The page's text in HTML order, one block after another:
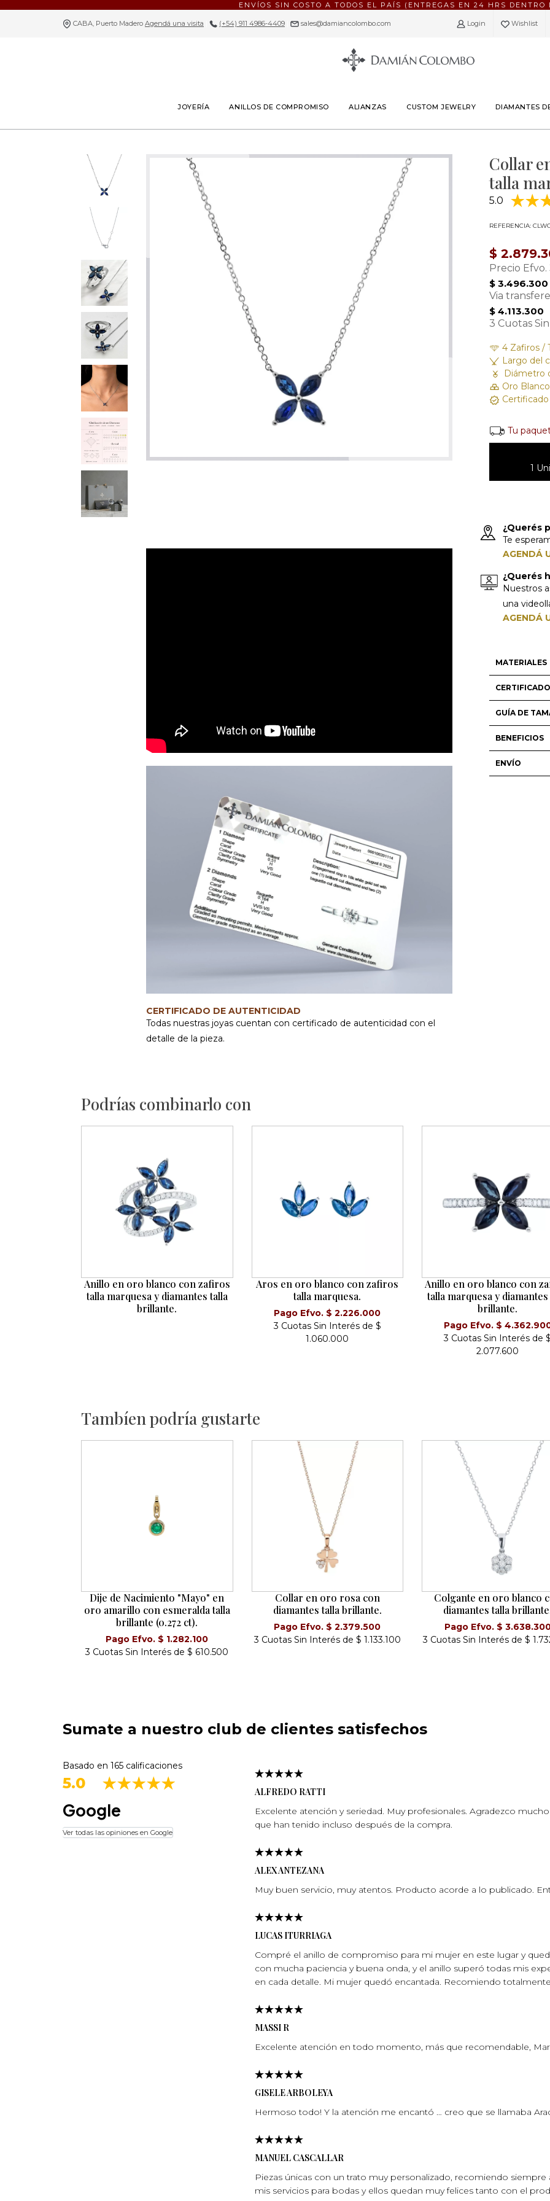
ENVÍOS SIN COSTO A TODOS EL PAÍS (ENTREGAS EN 24 HRS DENTRO
CABA, Puerto Madero Agendá una visita (+54) 911 4986-4409 sales@damiancolombo.com Login Wishlist
JOYERÍA ANILLOS DE COMPROMISO ALIANZAS CUSTOM JEWELRY DIAMANTES
CERTIFICADO DE AUTENTICIDAD
Todas nuestras joyas cuentan con certificado de autenticidad con el
detalle de la pieza.
Collar
talla
5.0
REFERENCIA:
$
Precio Efvo.
$ 3.496.300
Via
$ 4.113.300
3 Cuotas
4 Zafiros /
Largo del
Diámetro
Oro
Tu
1
¿Querés
Te
AGENDÁ
¿Querés
Nuestros
una
AGENDÁ
MATERIALES
CERTIFICADO
GUÍA DE
BENEFICIOS
ENVÍO
Podrías combinarlo con
Anillo en oro blanco con zafiros
talla marquesa y diamantes talla
brillante.
Aros en oro blanco con zafiros
talla marquesa.
Pago Efvo. $ 2.226.000
3 Cuotas Sin Interés de $
1.060.000
Anillo en oro blanco con
talla marquesa y diamantes
brillante.
Pago Efvo. $
3 Cuotas Sin Interés de $
2.077.600
Tambíen podría gustarte
Dije de Nacimiento "Mayo" en
oro amarillo con esmeralda talla
brillante (0.272 ct).
Pago Efvo. $ 1.282.100
3 Cuotas Sin Interés de $ 610.500
Collar en oro rosa con
diamantes talla brillante.
Pago Efvo. $ 2.379.500
3 Cuotas Sin Interés de $ 1.133.100
Colgante en oro blanco
diamantes talla
Pago Efvo. $
3 Cuotas Sin Interés de $
Sumate a nuestro club de clientes satisfechos
Basado en 165 calificaciones
5.0
Google
Ver todas las opiniones en Google
ALFREDO RATTI
Excelente atención y seriedad. Muy profesionales. Agradezco
que han tenido incluso después de la compra.
ALEX ANTEZANA
Muy buen servicio, muy atentos. Producto acorde a lo publicado.
LUCAS ITURRIAGA
Compré el anillo de compromiso para mi mujer en este lugar y
con mucha paciencia y buena onda, y el anillo superó todas mis
en cada detalle. Mi mujer quedó encantada. Recomiendo
MASSI R
Excelente atención en todo momento, más que recomendable,
GISELE ARBOLEYA
Hermoso todo! Y la atención me encantó … creo que se llamaba
MANUEL CASCALLAR
Piezas únicas con un trato muy personalizado, recomiendo
mis servicios para bodas y ellos quedan muy felices tanto con el